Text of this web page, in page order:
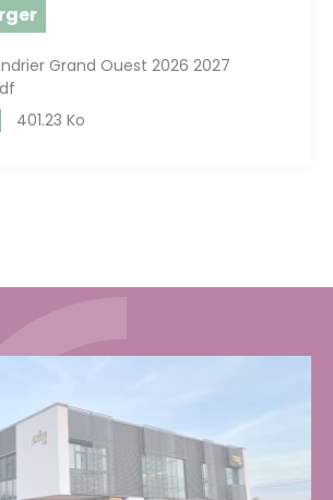
Grand Ouest 2026 2027
401.23 Ko